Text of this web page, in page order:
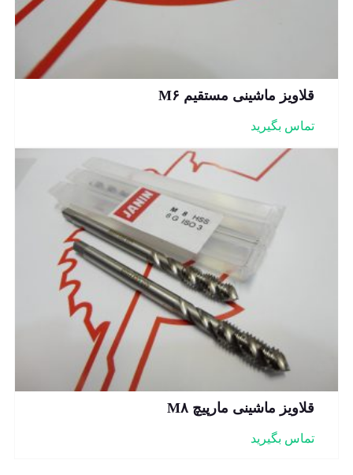
قلاویز ماشینی مستقیم M۶
تماس بگیرید
قلاویز ماشینی مارپیچ M۸
تماس بگیرید